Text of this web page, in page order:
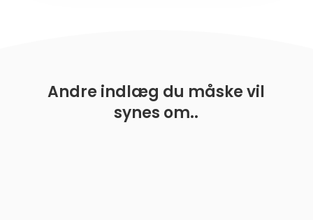
Andre indlæg du måske vil
synes om..